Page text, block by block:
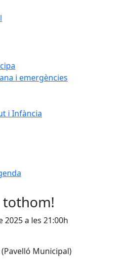
i emergències
i Infància
tothom!
a les 21:00h
Municipal)